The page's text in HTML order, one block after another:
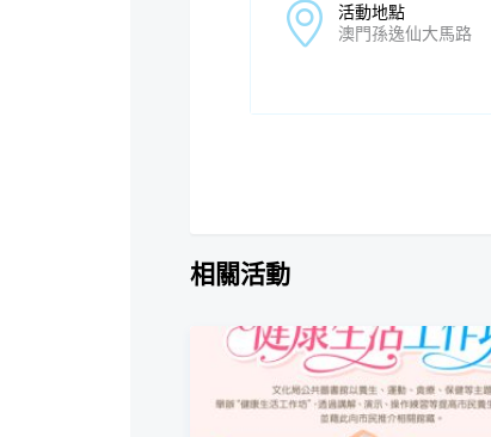
活動地點
澳門孫逸仙大馬路
相關活動